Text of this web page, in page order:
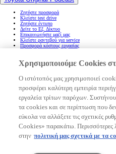
Ζητήστε προσφορά
Κλείστε test drive
Ζητήστε έντυπο
Δείτε το Εξ. Δίκτυο
Επικοινωνήστε μαζί μας
Κλείστε ραντεβού για service
Προσφορά κόστους εργασίας
Find your connectivity
Υπολογίστε το κόστος χρήσης του αυτοκινήτου
Δήλωση προσβασιμότητας
(Ανοίγει σε νέο παράθυρο)
(Ανοίγει σε νέο παράθυρο)
(Ανοίγει σε νέο παράθυρο)
(Ανοίγει σε νέο παράθυρο)
(Ανοίγει σε νέο παράθυρο)
(Ανοίγει σε νέο παράθυρο)
(Ανοίγει σε νέο παράθυρο)
Χρησιμοποιούμε Cookies
Ο ιστότοπός μας χρησιμοποιεί
προσφέρει καλύτερη εμπειρία
εργαλεία τρίτων παρόχων.
τα cookies και σε περίπτωση που
εύκολα να αλλάξετε τις σχετικές
Cookies» παρακάτω. Περισσότερες
στην πολιτική μας σχετικά με τα